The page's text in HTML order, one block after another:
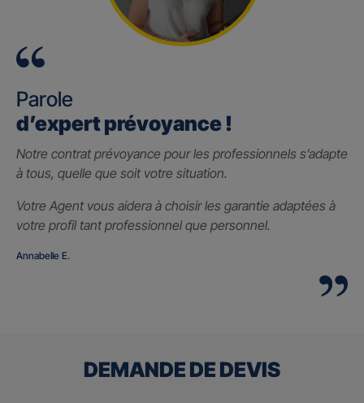
Parole
d’expert prévoyance !
Notre contrat prévoyance pour les professionnels s’adapte
à tous, quelle que soit votre situation.
Votre Agent vous aidera à choisir les garantie adaptées à
votre profil tant professionnel que personnel.
Annabelle E.
DEMANDE DE DEVIS